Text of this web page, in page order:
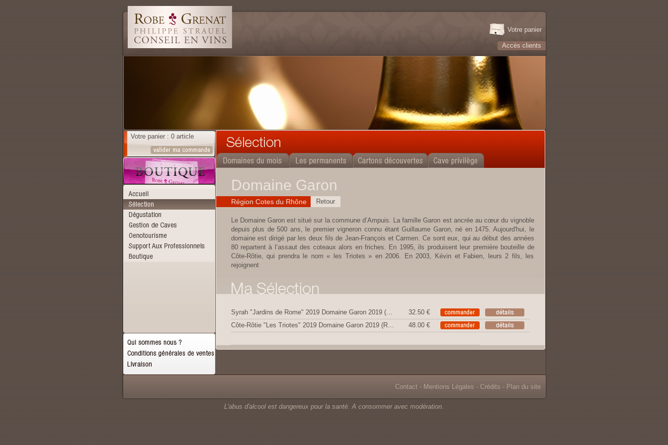
Votre panier
Accès clients
Votre panier : 0 article
Domaine Garon
Région Cotes du Rhône Retour
Le Domaine Garon est situé sur la commune d’Ampuis. La famille Garon est ancrée au cœur du vignoble
depuis plus de 500 ans, le premier vigneron connu étant Guillaume Garon, né en 1475. Aujourd'hui, le
domaine est dirigé par les deux fils de Jean-François et Carmen. Ce sont eux, qui au début des années
80 repartent à l’assaut des coteaux alors en friches. En 1995, ils produisent leur première bouteille de
Côte-Rôtie, qui prendra le nom « les Triotes » en 2006. En 2003, Kévin et Fabien, leurs 2 fils, les
rejoignent
Syrah "Jardins de Rome" 2019 Domaine Garon 2019 (Rouge)
32.50 €
Côte-Rôtie "Les Triotes" 2019 Domaine Garon 2019 (Rouge)
48.00 €
Contact- Mentions Légales - Crédits - Plan du site
L'abus d'alcool est dangereux pour la santé. A consommer avec modération.